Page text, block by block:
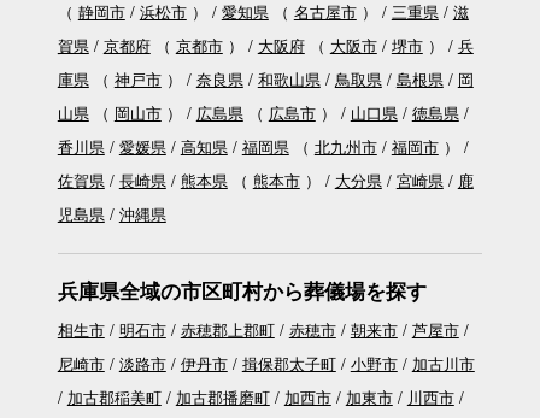
（ 静岡市 浜松市） 愛知県（ 名古屋市） 三重県
滋
賀県
京都府（ 京都市） 大阪府（ 大阪市 堺市）
兵
庫県（ 神戸市） 奈良県 和歌山県 鳥取県 島根県
岡
山県（ 岡山市） 広島県（ 広島市） 山口県
徳島県
香川県
愛媛県 高知県 福岡県（ 北九州市 福岡市）
佐賀県
長崎県 熊本県（ 熊本市） 大分県 宮崎県
鹿
児島県
沖縄県
兵庫県全域の市区町村から葬儀場を探す
相生市 明石市 赤穂郡上郡町 赤穂市 朝来市
芦屋市
尼崎市
淡路市 伊丹市 揖保郡太子町 小野市
加古川市
加古郡稲美町
加古郡播磨町 加西市 加東市
川西市